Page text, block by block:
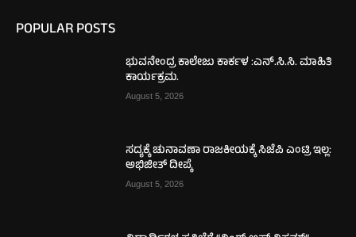
POPULAR POSTS
ಭುವನೇಂದ್ರ ಕಾಲೇಜು ಕಾರ್ಕಳ :ಎನ್.ಸಿ.ಸಿ. ಮಾಹಿತಿ
ಕಾರ್ಯಕ್ರಮ.
August 5, 2026
ಸದ್ಯಕ್ಕೆ ಚುನಾವಣಾ ರಾಜಕೀಯಕ್ಕೆ ಸಿಜೆಪಿ ಎಂಟ್ರಿ ಇಲ್ಲ:
ಅಭಿಜೀತ್ ದೀಪ್ಕೆ
August 5, 2026